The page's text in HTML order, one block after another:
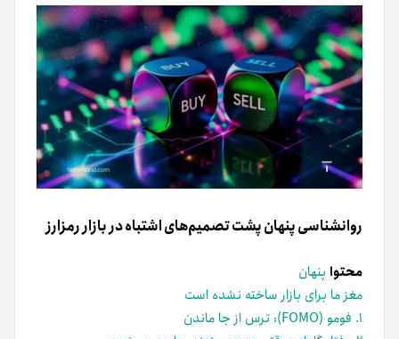
روانشناسی پنهان پشت تصمیم‌های اشتباه در بازار رمزارز
محتوا پنهان
مغز ما برای بازار ساخته نشده است
۱. فومو (FOMO): ترس از جا ماندن